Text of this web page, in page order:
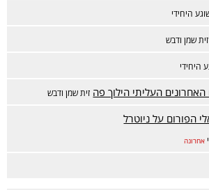
היחידי
זית שמן ודבש
היחידי
האחרונים העליתי הילוך פה זית שמן ודבש
הפורום על ניוטרל
אחרונה